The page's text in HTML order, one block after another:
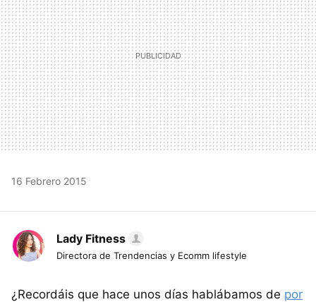
16 Febrero 2015
Lady Fitness
Directora de Trendencias y Ecomm lifestyle
¿Recordáis que hace unos días hablábamos de por